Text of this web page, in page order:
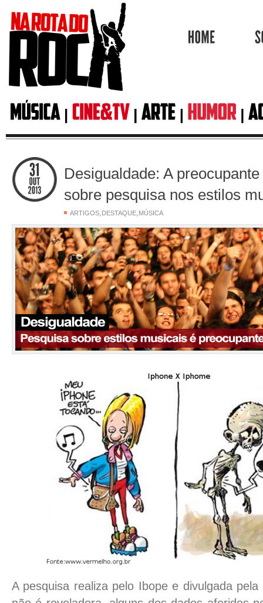
Desigualdade: A
sobre pesquisa nos estilos
ARTIGOS,DESTAQUE,MÚSICA
A pesquisa realiza pelo Ibope e divulgada